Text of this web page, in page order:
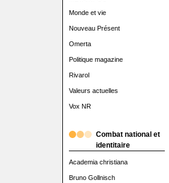
Monde et vie
Nouveau Présent
Omerta
Politique magazine
Rivarol
Valeurs actuelles
Vox NR
Combat national et
identitaire
Academia christiana
Bruno Gollnisch